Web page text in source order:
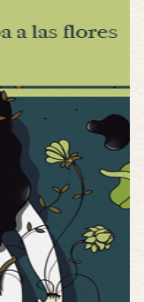
Interesante cuando avanza, le falta algo d …